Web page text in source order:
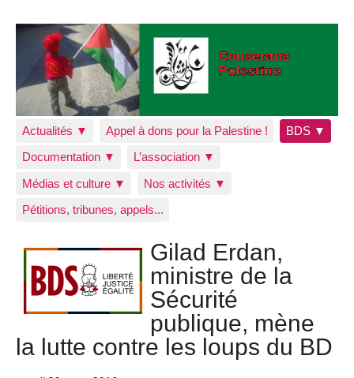
Actualités ▼ Appel à dons pour la Palestine !
BDS ▼
Documentation ▼
L’association ▼
Médias et culture ▼
Nos activités ▼
Pétitions, tribunes, appels...
Gilad Erdan,
ministre de la
Sécurité
publique, mène
la lutte contre les loups du BD